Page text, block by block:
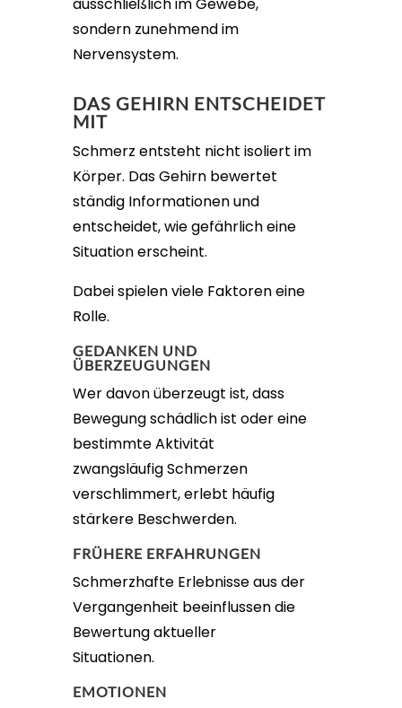
sondern zunehmend im
Nervensystem.
DAS GEHIRN ENTSCHEIDET
MIT
Schmerz entsteht nicht isoliert im
Körper. Das Gehirn bewertet
ständig Informationen und
entscheidet, wie gefährlich eine
Situation erscheint.
Dabei spielen viele Faktoren eine
Rolle.
GEDANKEN UND
ÜBERZEUGUNGEN
Wer davon überzeugt ist, dass
Bewegung schädlich ist oder eine
bestimmte Aktivität
zwangsläufig Schmerzen
verschlimmert, erlebt häufig
stärkere Beschwerden.
FRÜHERE ERFAHRUNGEN
Schmerzhafte Erlebnisse aus der
Vergangenheit beeinflussen die
Bewertung aktueller
Situationen.
EMOTIONEN